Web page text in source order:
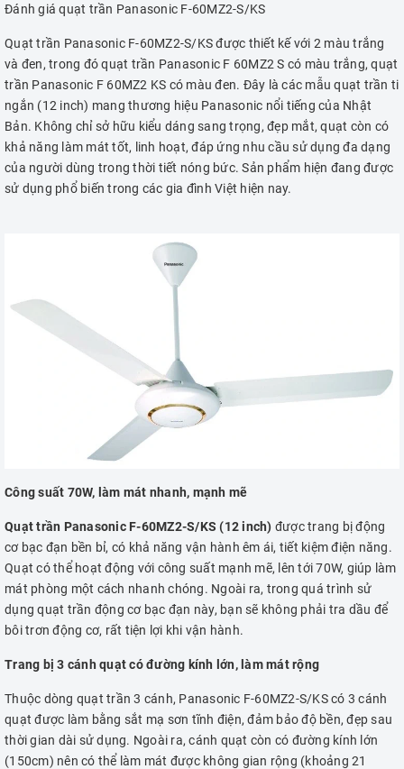
Đánh giá quạt trần Panasonic F-60MZ2-S/KS
Quạt trần Panasonic F-60MZ2-S/KS được thiết kế với 2 màu trắng
và đen, trong đó quạt trần Panasonic F 60MZ2 S có màu trắng, quạt
trần Panasonic F 60MZ2 KS có màu đen. Đây là các mẫu quạt trần ti
ngắn (12 inch) mang thương hiệu Panasonic nổi tiếng của Nhật
Bản. Không chỉ sở hữu kiểu dáng sang trọng, đẹp mắt, quạt còn có
khả năng làm mát tốt, linh hoạt, đáp ứng nhu cầu sử dụng đa dạng
của người dùng trong thời tiết nóng bức. Sản phẩm hiện đang được
sử dụng phổ biến trong các gia đình Việt hiện nay.
Công suất 70W, làm mát nhanh, mạnh mẽ
Quạt trần Panasonic F-60MZ2-S/KS (12 inch) được trang bị động
cơ bạc đạn bền bỉ, có khả năng vận hành êm ái, tiết kiệm điện năng.
Quạt có thể hoạt động với công suất mạnh mẽ, lên tới 70W, giúp làm
mát phòng một cách nhanh chóng. Ngoài ra, trong quá trình sử
dụng quạt trần động cơ bạc đạn này, bạn sẽ không phải tra dầu để
bôi trơn động cơ, rất tiện lợi khi vận hành.
Trang bị 3 cánh quạt có đường kính lớn, làm mát rộng
Thuộc dòng quạt trần 3 cánh, Panasonic F-60MZ2-S/KS có 3 cánh
quạt được làm bằng sắt mạ sơn tĩnh điện, đảm bảo độ bền, đẹp sau
thời gian dài sử dụng. Ngoài ra, cánh quạt còn có đường kính lớn
(150cm) nên có thể làm mát được không gian rộng (khoảng 21